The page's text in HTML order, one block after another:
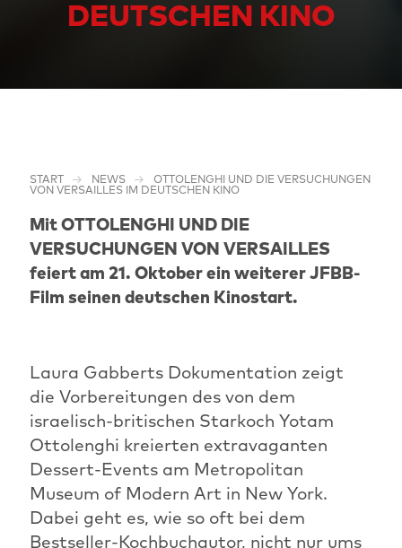
DEUTSCHEN KINO
START NEWS
OTTOLENGHI UND DIE VERSUCHUNGEN
VON VERSAILLES IM DEUTSCHEN KINO
Mit OTTOLENGHI UND DIE
VERSUCHUNGEN VON VERSAILLES
feiert am 21. Oktober ein weiterer JFBB-
Film seinen deutschen Kinostart.
Laura Gabberts Dokumentation zeigt
die Vorbereitungen des von dem
israelisch-britischen Starkoch Yotam
Ottolenghi kreierten extravaganten
Dessert-Events am Metropolitan
Museum of Modern Art in New York.
Dabei geht es, wie so oft bei dem
Bestseller-Kochbuchautor, nicht nur ums